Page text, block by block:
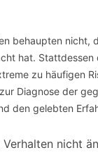
behaupten nicht,
hat.
zu häufigen
Diagnose der
den gelebten
nicht